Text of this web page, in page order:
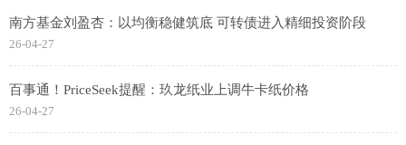
南方基金刘盈杏：以均衡稳健筑底 可转债进入精细投资阶段
26-04-27
百事通！PriceSeek提醒：玖龙纸业上调牛卡纸价格
26-04-27